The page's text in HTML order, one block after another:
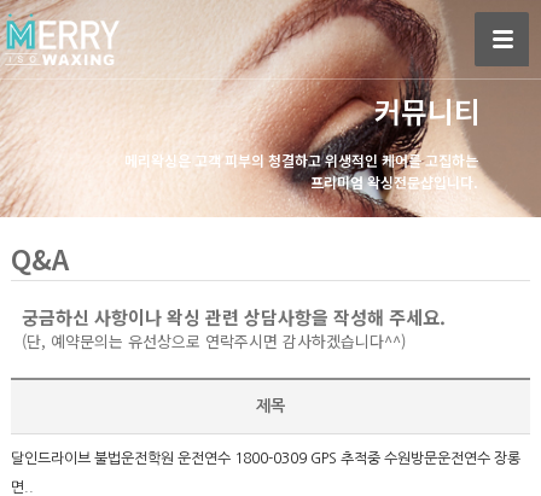
커뮤니티
메리왁싱은 고객 피부의 청결하고 위생적인 케어를 고집하는
프리미엄 왁싱전문샵입니다.
Q&A
궁금하신 사항이나 왁싱 관련 상담사항을 작성해 주세요.
(단, 예약문의는 유선상으로 연락주시면 감사하겠습니다^^)
제목
달인드라이브 불법운전학원 운전연수 1800-0309 GPS 추적중 수원방문운전연수 장롱
면..